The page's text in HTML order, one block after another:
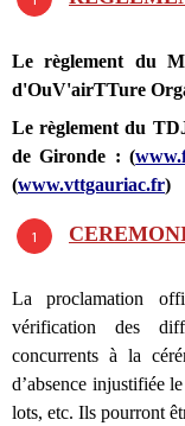
Le règlement du
d'OuV'airTTure
Le règlement du
de Gironde : (
(www.vttgauriac.fr)
La proclamation
vérification des
concurrents à la
d’absence injustifiée
lots, etc. Ils pourront